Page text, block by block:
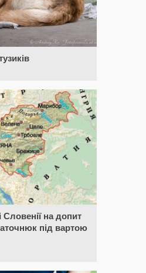
Словенії на допит
під вартою